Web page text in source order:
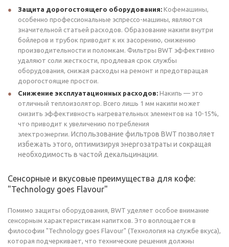
Защита дорогостоящего оборудования: Кофемашины,
особенно профессиональные эспрессо-машины, являются
значительной статьей расходов. Образование накипи внутри
бойлеров и трубок приводит к их засорению, снижению
производительности и поломкам. Фильтры BWT эффективно
удаляют соли жесткости, продлевая срок службы
оборудования, снижая расходы на ремонт и предотвращая
дорогостоящие простои.
Снижение эксплуатационных расходов: Накипь — это
отличный теплоизолятор. Всего лишь 1 мм накипи может
снизить эффективность нагревательных элементов на 10-15%,
что приводит к увеличению потребления
электроэнергии. Использование фильтров BWT позволяет
избежать этого, оптимизируя энергозатраты и сокращая
необходимость в частой декальцинации.
Сенсорные и вкусовые преимущества для кофе:
"Technology goes Flavour"
Помимо защиты оборудования, BWT уделяет особое внимание
сенсорным характеристикам напитков. Это воплощается в
философии "Technology goes Flavour" (Технология на службе вкуса),
которая подчеркивает, что технические решения должны